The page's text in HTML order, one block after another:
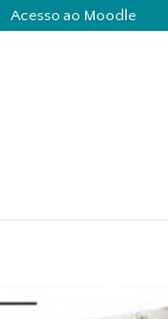
Acesso ao Moodle